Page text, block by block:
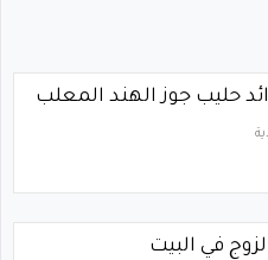
حليب جوز الهند المعلب
في البيت